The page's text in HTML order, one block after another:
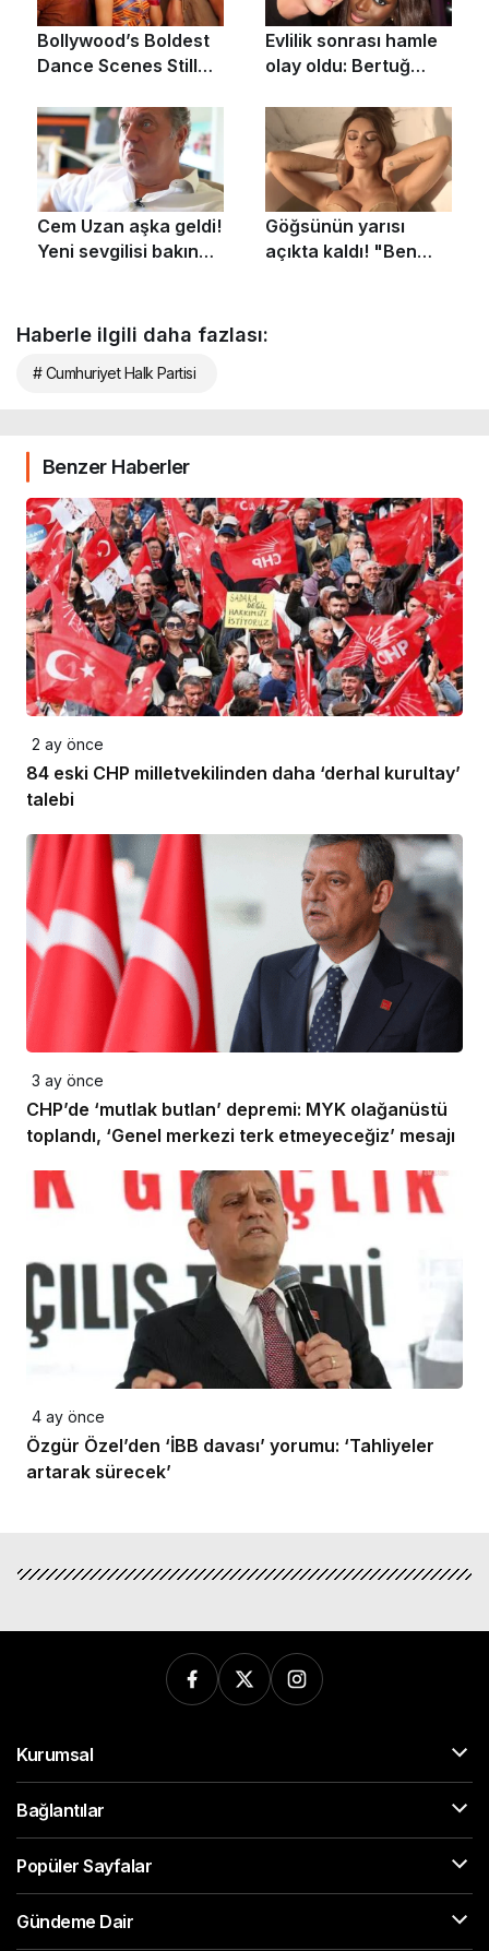
Haberle ilgili daha fazlası:
# Cumhuriyet Halk Partisi
Benzer Haberler
2 ay önce
84 eski CHP milletvekilinden daha ‘derhal kurultay’
talebi
3 ay önce
CHP’de ‘mutlak butlan’ depremi: MYK olağanüstü
toplandı, ‘Genel merkezi terk etmeyeceğiz’ mesajı
4 ay önce
Özgür Özel’den ‘İBB davası’ yorumu: ‘Tahliyeler
artarak sürecek’
Kurumsal
Bağlantılar
Popüler Sayfalar
Gündeme Dair